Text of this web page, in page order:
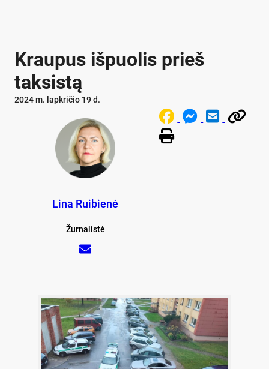
Kraupus išpuolis prieš
taksistą
2024 m. lapkričio 19 d.
Lina Ruibienė
Žurnalistė